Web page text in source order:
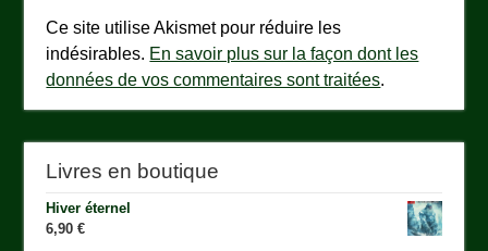
Ce site utilise Akismet pour réduire les
indésirables. En savoir plus sur la façon dont les
données de vos commentaires sont traitées.
Livres en boutique
Hiver éternel
6,90€